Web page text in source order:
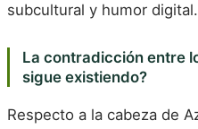
subcultural y humor digital.
La contradicción entre
sigue existiendo?
Respecto a la cabeza de